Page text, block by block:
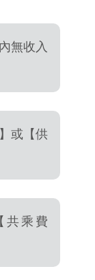
無收入
或【供
共乘費